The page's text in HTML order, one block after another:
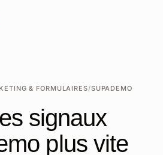
le live chat
& FORMULAIRES/SUPADEMO
signaux
plus vite